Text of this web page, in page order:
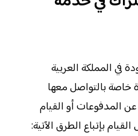
في المملكة العربية
خاصة بالتواصل معها
المدفوعات أو القيام
بإتباع الطرق الآتية: